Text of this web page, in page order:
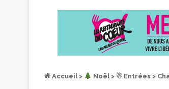
Accueil > ︎ Noël > ☃ Entrées >